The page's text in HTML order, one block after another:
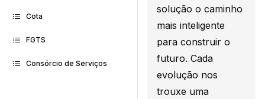
Cota
FGTS
Consórcio de Serviços
solução o caminho
mais inteligente
para construir o
futuro. Cada
evolução nos
trouxe uma